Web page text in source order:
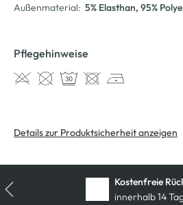
Außenmaterial: 5% Elasthan, 95%
Pflegehinweise
Details zur Produktsicherheit anzeigen
Kostenfreie
innerhalb 14